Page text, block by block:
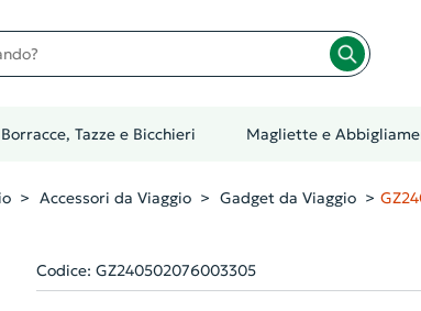
Borracce, Tazze e Bicchieri Magliette e
Accessori da Viaggio Gadget da Viaggio
Codice: GZ240502076003305